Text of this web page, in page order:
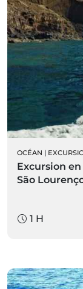
OCÉAN |
Excursion
São
1 H